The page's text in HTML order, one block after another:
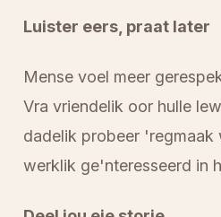
Luister eers, praat later
Mense voel meer
Vra vriendelik oor hulle
dadelik probeer 'regmaak
werklik ge'nteresseerd in